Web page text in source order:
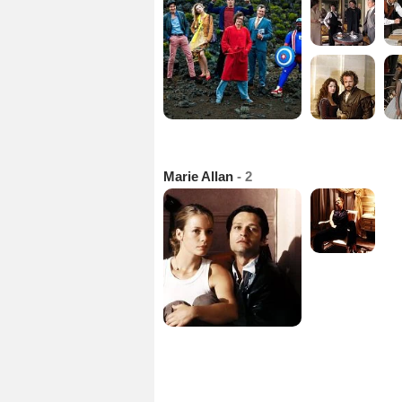
Marie Allan - 2